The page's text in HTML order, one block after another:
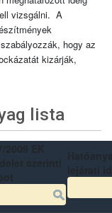
vizsgálni. A
hogy az
kizárják,
lista